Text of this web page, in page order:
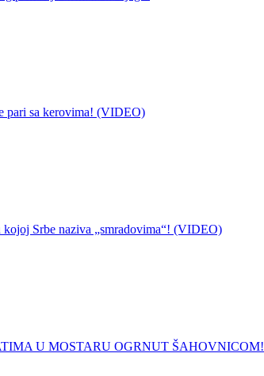
pari sa kerovima! (VIDEO)
Srbe naziva „smradovima“! (VIDEO)
U MOSTARU OGRNUT ŠAHOVNICOM!